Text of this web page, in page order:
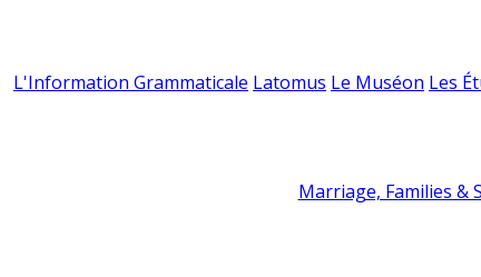
L'Information Grammaticale Latomus Le Muséon Les
Marriage, Families &